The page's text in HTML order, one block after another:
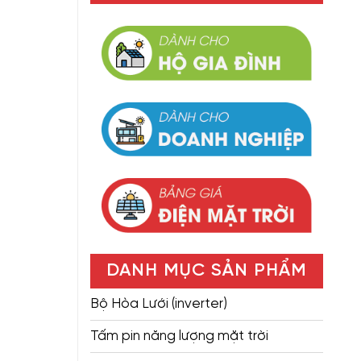
DANH MỤC SẢN PHẨM
Bộ Hòa Lưới (inverter)
Tấm pin năng lượng mặt trời